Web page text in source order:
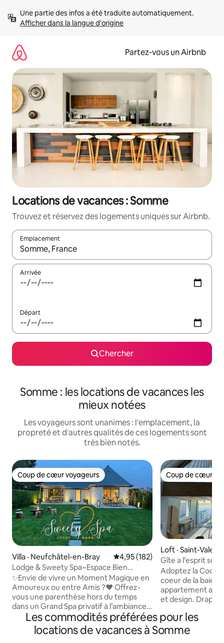
directement
Afficher dans la langue d'origine
Partez-vous un Airbnb
Locations de vacances : Somme
Trouvez et réservez des logements uniques sur Airbnb.
Emplacement
Quand les résultats sont affichés, parcourez-les en utilisant
Arrivée
Départ
Chercher
Somme : les locations de vacances les
mieux notées
Les voyageurs sont unanimes : l'emplacement, la
propreté et d'autres qualités de ces logements sont
très bien notés.
Coup de cœur voyageurs
Coup de cœur voyageurs
Villa · Neufchâtel-en-Bray Note moyenne de 4,95 sur 5,
4,95 (182)
Lodge & Sweety Spa~Espace Bien
Etre~Cinéma~Braséro
✨Envie de vivre un Moment Magique en
Amoureux ou entre Amis ?❤️ Offrez-
vous une parenthèse hors du temps
dans un Grand Spa privatif à l’ambiance
romantique sous le Ciel Étoilé, véritable
invitation au voyage sous les tropiques🌴
💦Détendez-vous dans l'Espace Bien-
Coup de cœur
Coup de cœur
Loft · Saint-
me
Gîte a l’esprit
Adoptez la
coeur de la baie
appartement
et design. Draps et serviettes fournis.
compagnie. 🐾🐶
déclarer. 😜 Ce gite entièrement
restauré de
Les commodités préférées pour les
locations de vacances à Somme